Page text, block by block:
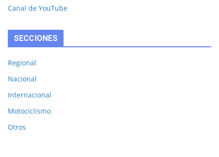
Canal de YouTube
SECCIONES
Regional
Nacional
Internacional
Motociclismo
Otros